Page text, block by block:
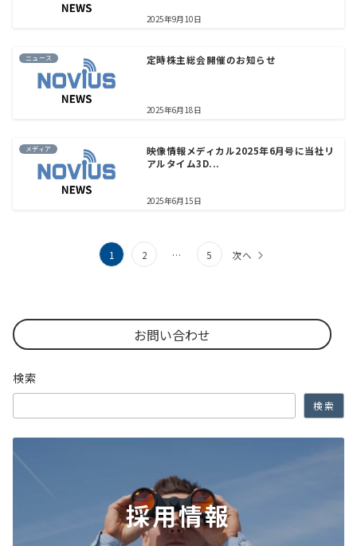
2025年9月10日
ニュース 定時株主総会開催のお知らせ
2025年6月18日
メディア
映像情報メディカル2025年6月号に当社リ
アルタイム3D...
2025年6月15日
1 2 … 5 次へ
お問い合わせ
検索
検索
採用情報